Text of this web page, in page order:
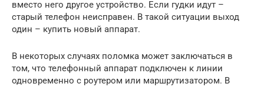
вместо него другое устройство. Если гудки идут –
старый телефон неисправен. В такой ситуации выход
один – купить новый аппарат.
В некоторых случаях поломка может заключаться в
том, что телефонный аппарат подключен к линии
одновременно с роутером или маршрутизатором. В